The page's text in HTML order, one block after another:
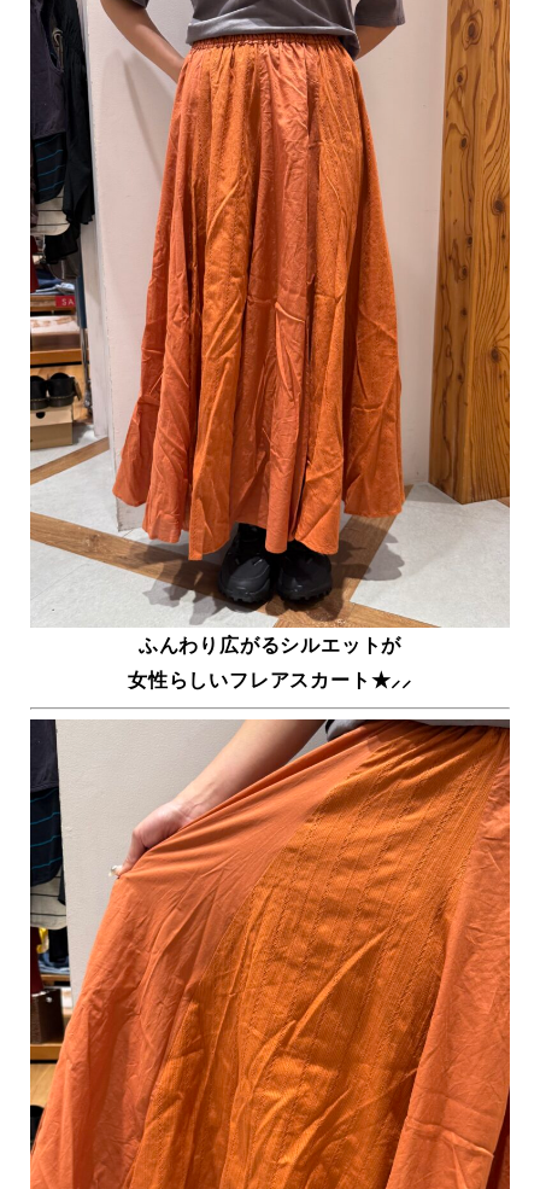
ふんわり広がるシルエットが
女性らしいフレアスカート★⸝⸝